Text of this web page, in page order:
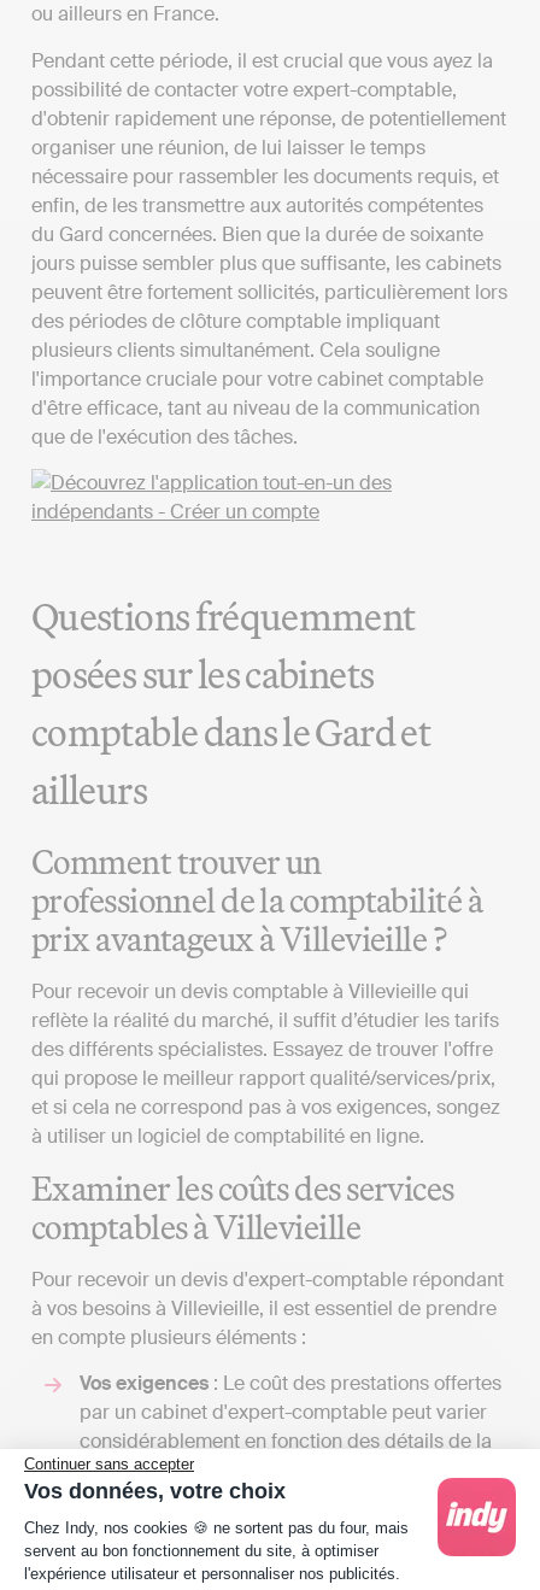
Continuer sans accepter
Vos données, votre choix
Plateforme de Gestion du Consentement :
Chez Indy, nos cookies 🍪 ne sortent pas du four, mais
servent au bon fonctionnement du site, à optimiser
l'expérience utilisateur et personnaliser nos publicités.
ou ailleurs en France.
Pendant cette période, il est crucial que vous ayez la
possibilité de contacter votre expert-comptable,
d'obtenir rapidement une réponse, de potentiellement
organiser une réunion, de lui laisser le temps
nécessaire pour rassembler les documents requis, et
enfin, de les transmettre aux autorités compétentes
du Gard concernées. Bien que la durée de soixante
jours puisse sembler plus que suffisante, les cabinets
peuvent être fortement sollicités, particulièrement lors
des périodes de clôture comptable impliquant
plusieurs clients simultanément. Cela souligne
l'importance cruciale pour votre cabinet comptable
d'être efficace, tant au niveau de la communication
que de l'exécution des tâches.
Questions fréquemment
posées sur les cabinets
comptable dans le Gard et
ailleurs
Comment trouver un
professionnel de la comptabilité à
prix avantageux à Villevieille ?
Pour recevoir un devis comptable à Villevieille qui
reflète la réalité du marché, il suffit d’étudier les tarifs
des différents spécialistes. Essayez de trouver l'offre
qui propose le meilleur rapport qualité/services/prix,
et si cela ne correspond pas à vos exigences, songez
à utiliser un logiciel de comptabilité en ligne.
Examiner les coûts des services
comptables à Villevieille
Pour recevoir un devis d'expert-comptable répondant
à vos besoins à Villevieille, il est essentiel de prendre
en compte plusieurs éléments :
Vos exigences : Le coût des prestations offertes
par un cabinet d'expert-comptable peut varier
considérablement en fonction des détails de la
lettre de mission que vous établirez avec eux. La
gamme des services qu'un cabinet d'expert-
comptable peut fournir est vaste, et le tarif
dépendra du nombre de tâches qu'il assumera